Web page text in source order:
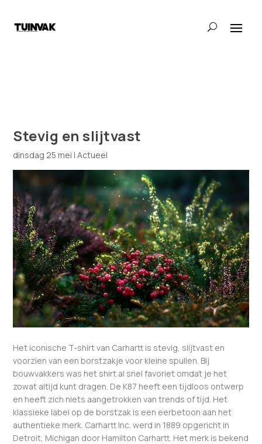
Stevig en slijtvast
dinsdag 25 mei |Actueel
Het iconische T-shirt van Carhartt is stevig, slijtvast en
voorzien van een borstzakje voor kleine spullen. Bij
bouwvakkers was het shirt al snel favoriet omdat je het
zowat altijd kunt dragen. De K87 heeft een tijdloos ontwerp
en heeft zich niets aangetrokken van trends of tijd. Het
klassieke label op de borstzak is een eerbetoon aan het
authentieke merk. Carhartt Inc. werd in 1889 opgericht in
Detroit, Michigan door Hamilton Carhartt. Het merk is bekend